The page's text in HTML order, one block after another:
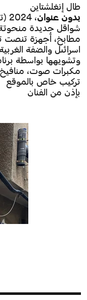
طال إنغلشتاين
بدون عنوان، 2024 (تفصيل)
شواقل جديدة
مطابخ، أجهزة تنصت
اسرائىل والضفة
وتشويهها بواسطة
مكبرات صوت،
تركيب خاص بالموقع
بإذن من الفنان